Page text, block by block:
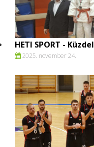
HETI SPORT -
2025. november 24.